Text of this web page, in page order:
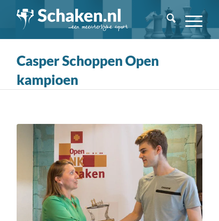
Casper Schoppen Open
kampioen